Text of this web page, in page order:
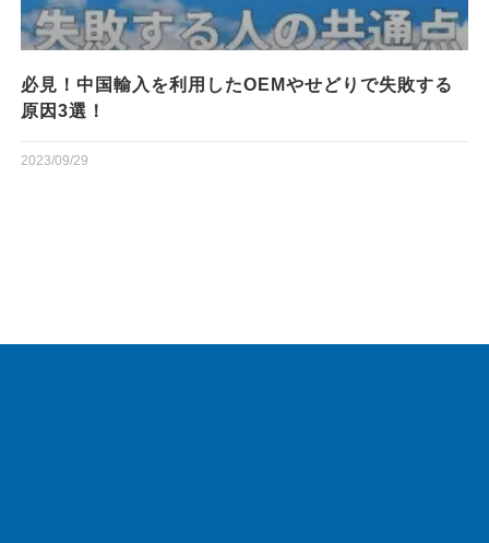
必見！中国輸入を利用したOEMやせどりで失敗する
原因3選！
2023/09/29